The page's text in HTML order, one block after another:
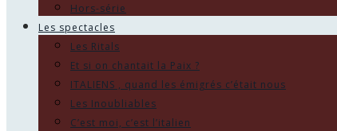
Hors-série
Les spectacles
Les Ritals
Et si on chantait la Paix ?
ITALIENS , quand les émigrés c’était nous
Les Inoubliables
C’est moi, c’est l’italien